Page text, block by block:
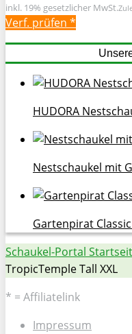
inkl. 19% gesetzlicher MwSt.
Verf. prüfen *
HUDORA
Nestschaukel mit
Gartenpirat
Schaukel-Portal
TropicTemple Tall XXL
* = Affiliatelink
Impressum